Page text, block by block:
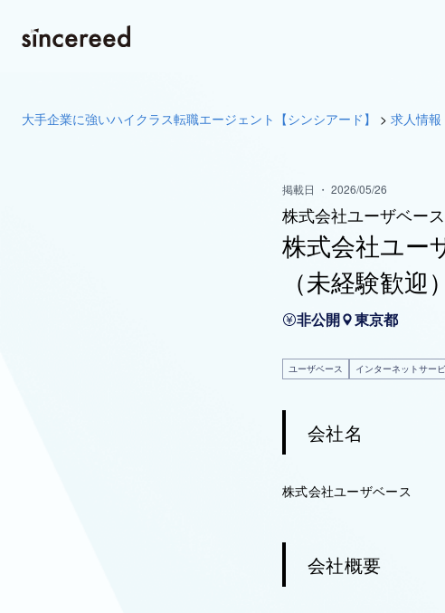
大手企業に強いハイクラス転職エージェント【シンシアード】 > 求人情報
掲載日 ・ 2026/05/26
株式会社ユーザベース
株式会社ユー
（未経験歓迎）
非公開 東京都
ユーザベース インターネットサー
会社名
株式会社ユーザベース
会社概要